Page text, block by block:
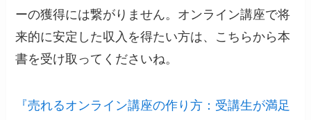
ーの獲得には繋がりません。オンライン講座で将
来的に安定した収入を得たい方は、こちらから本
書を受け取ってくださいね。
『売れるオンライン講座の作り方：受講生が満足